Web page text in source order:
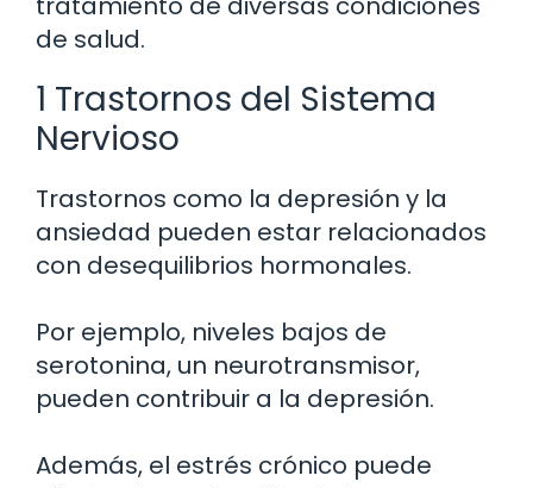
de salud.
1 Trastornos del Sistema
Nervioso
Trastornos como la depresión y la
ansiedad pueden estar relacionados
con desequilibrios hormonales.
Por ejemplo, niveles bajos de
serotonina, un neurotransmisor,
pueden contribuir a la depresión.
Además, el estrés crónico puede